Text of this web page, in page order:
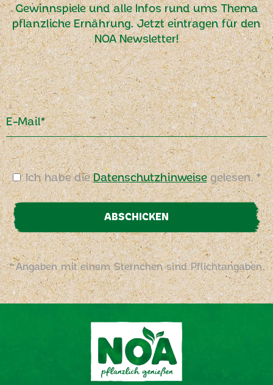
Gewinnspiele und alle Infos rund ums Thema
pflanzliche Ernährung. Jetzt eintragen für den
NOA Newsletter!
E-Mail*
Ich habe dieDatenschutzhinweisegelesen. *
ABSCHICKEN
* Angaben mit einem Sternchen sind Pflichtangaben.